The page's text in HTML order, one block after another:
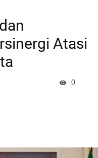
Atasi
0